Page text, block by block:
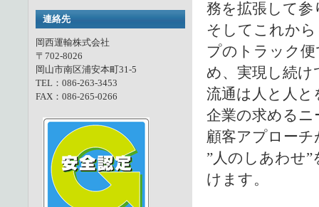
務を拡張して参
そしてこれか
プのトラック
め、実現し続け
流通は人と人と
企業の求めるニ
顧客アプローチ
”人のしあわせ
けます。
連絡先
岡西運輸株式会社
〒702-8026
岡山市南区浦安本町31-5
TEL：086-263-3453
FAX：086-265-0266